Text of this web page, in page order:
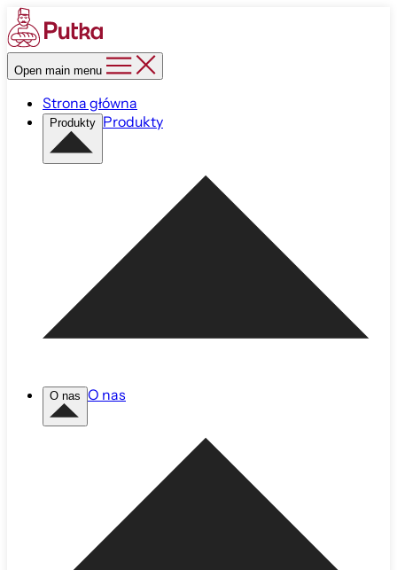
Open main menu
Strona główna
Produkty Produkty
O nas O nas